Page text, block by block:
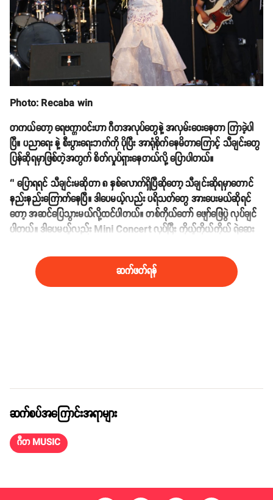
Photo: Recaba win
တကယ်တော့ ရေဗက္ကာဝင်းဟာ ဂီတအလုပ်တွေနဲ့ အလှမ်းဝေးနေတာ ကြာခဲ့ပါ
ပြီ။ ပညာရေး နဲ့ စီးပွားရေးဘက်ကို ပိုပြီး အာရုံစိုက်နေမိတာကြောင့် သီချင်းတွေ
ပြန်ဆိုရမှာဖြစ်တဲ့အတွက် စိတ်လှုပ်ရှားနေတယ်လို့ ပြောပါတယ်။
‘’ ပြောရရင် သီချင်းမဆိုတာ ၈ နှစ်လောက်ရှိပြီဆိုတော့ သီချင်းဆိုရမှာတောင်
နည်းနည်းကြောက်နေပြီ။ ဒါပေမယ့်လည်း ပရိသတ်တွေ အားပေးမယ်ဆိုရင်
တော့ အဆင်ပြေသွားမယ်လို့ထင်ပါတယ်။ တစ်ကိုယ်တော် ဖျော်ဖြေပွဲ လုပ်ချင်
ပါတယ်။ ဒါပေမယ့်လည်း Mini Concert လုပ်ပြီး ကိုယ့်ကိုယ်ကိုယ် ရဲဆေး
ဆက်ဖတ်ရန်
ဆက်စပ်အကြောင်းအရာများ
ဂီတ MUSIC